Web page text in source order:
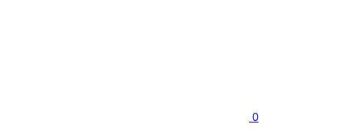
0